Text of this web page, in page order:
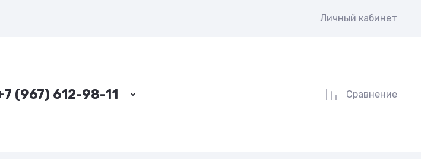
Личный кабинет
(967) 612-98-11 Сравнение